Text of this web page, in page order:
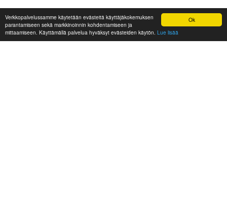
Ok
Verkkopalvelussamme käytetään evästeitä käyttäjäkokemuksen
parantamiseen sekä markkinoinnin kohdentamiseen ja
mittaamiseen. Käyttämällä palvelua hyväksyt evästeiden käytön. Lue lisää